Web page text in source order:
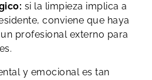
si la limpieza implica a
conviene que haya
profesional externo para
y emocional es tan